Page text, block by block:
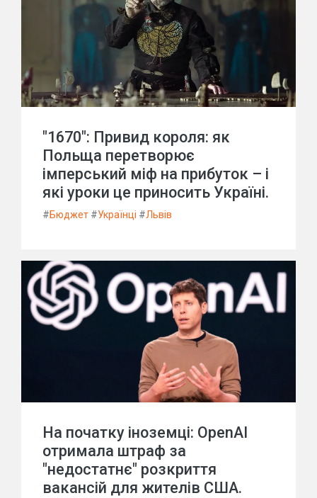
"1670": Привид короля: як
Польща перетворює
імперський міф на прибуток – і
які уроки це приносить Україні.
#Бюджет #Українці #Львів
На початку іноземці: OpenAI
отримала штраф за
"недостатнє" розкриття
вакансій для жителів США.